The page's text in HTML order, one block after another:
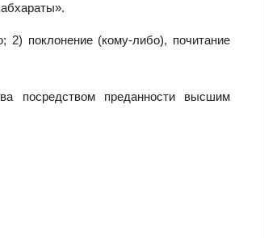
поклонение (кому-либо), почитание
посредством преданности высшим